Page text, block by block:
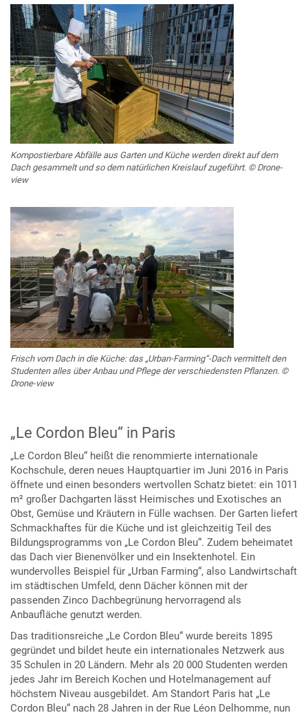
Kompostierbare Abfälle aus Garten und Küche werden direkt auf dem
Dach gesammelt und so dem natürlichen Kreislauf zugeführt. © Drone-
view
Frisch vom Dach in die Küche: das „Urban-Farming“-Dach vermittelt den
Studenten alles über Anbau und Pflege der verschiedensten Pflanzen. ©
Drone-view
„Le Cordon Bleu“ in Paris
„Le Cordon Bleu“ heißt die renommierte internationale
Kochschule, deren neues Hauptquartier im Juni 2016 in Paris
öffnete und einen besonders wertvollen Schatz bietet: ein 1011
m² großer Dachgarten lässt Heimisches und Exotisches an
Obst, Gemüse und Kräutern in Fülle wachsen. Der Garten liefert
Schmackhaftes für die Küche und ist gleichzeitig Teil des
Bildungsprogramms von „Le Cordon Bleu“. Zudem beheimatet
das Dach vier Bienenvölker und ein Insektenhotel. Ein
wundervolles Beispiel für „Urban Farming“, also Landwirtschaft
im städtischen Umfeld, denn Dächer können mit der
passenden Zinco Dachbegrünung hervorragend als
Anbaufläche genutzt werden.
Das traditionsreiche „Le Cordon Bleu“ wurde bereits 1895
gegründet und bildet heute ein internationales Netzwerk aus
35 Schulen in 20 Ländern. Mehr als 20 000 Studenten werden
jedes Jahr im Bereich Kochen und Hotelmanagement auf
höchstem Niveau ausgebildet. Am Standort Paris hat „Le
Cordon Bleu“ nach 28 Jahren in der Rue Léon Delhomme, nun